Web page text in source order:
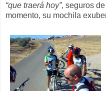
“que traerá hoy”, seguros
momento, su mochila